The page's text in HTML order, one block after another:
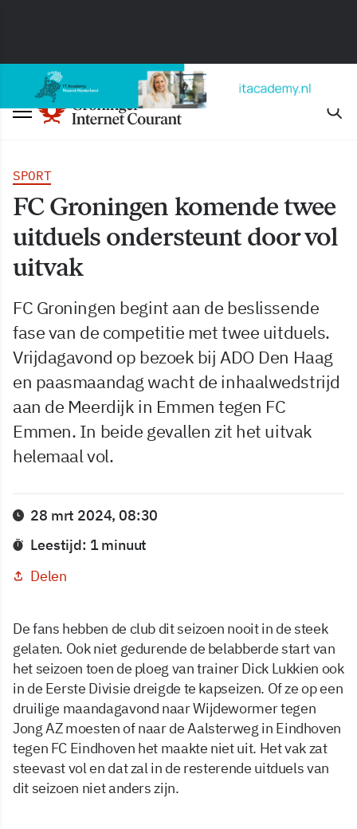
SPORT
FC Groningen komende twee
uitduels ondersteunt door vol
uitvak
FC Groningen begint aan de beslissende
fase van de competitie met twee uitduels.
Vrijdagavond op bezoek bij ADO Den Haag
en paasmaandag wacht de inhaalwedstrijd
aan de Meerdijk in Emmen tegen FC
Emmen. In beide gevallen zit het uitvak
helemaal vol.
28 mrt 2024, 08:30
Leestijd: 1 minuut
Delen
De fans hebben de club dit seizoen nooit in de steek
gelaten. Ook niet gedurende de belabberde start van
het seizoen toen de ploeg van trainer Dick Lukkien ook
in de Eerste Divisie dreigde te kapseizen. Of ze op een
druilige maandagavond naar Wijdewormer tegen
Jong AZ moesten of naar de Aalsterweg in Eindhoven
tegen FC Eindhoven het maakte niet uit. Het vak zat
steevast vol en dat zal in de resterende uitduels van
dit seizoen niet anders zijn.